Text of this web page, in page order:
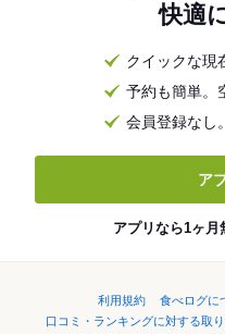
快適
クイックな現
予約も簡単。
会員登録なし
ア
アプリなら1ヶ月
利用規約 食べログに
口コミ・ランキングに対する取